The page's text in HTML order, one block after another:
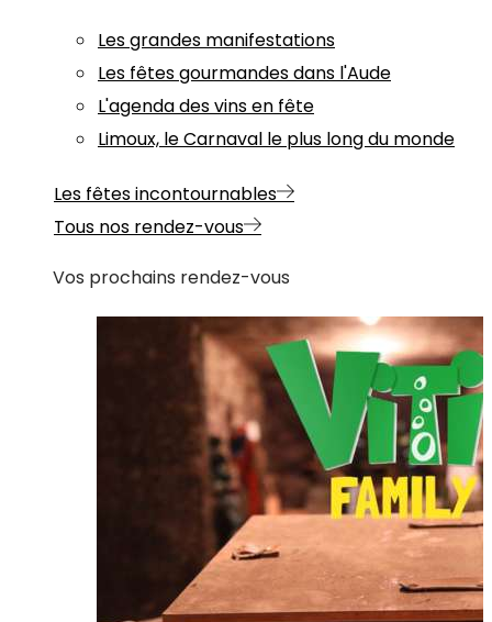
Les grandes manifestations
Les fêtes gourmandes dans l'Aude
L'agenda des vins en fête
Limoux, le Carnaval le plus long du monde
Les fêtes incontournables
Tous nos rendez-vous
Vos prochains rendez-vous